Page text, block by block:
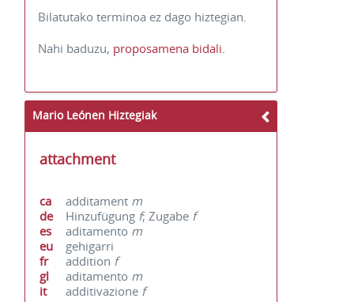
Bilatutako terminoa ez dago hiztegian.
Nahi baduzu, proposamena bidali.
Mario Leónen Hiztegiak
attachment
ca additament m
de
Hinzufügung f; Zugabe f
es
aditamento m
eu
gehigarri
fr
addition f
gl
aditamento m
it
additivazione f